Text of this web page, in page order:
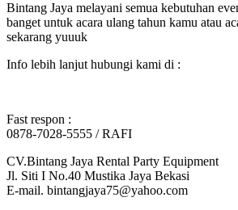
Bintang Jaya melayani semua kebutuhan
banget untuk acara ulang tahun kamu atau
sekarang yuuuk
Info lebih lanjut hubungi kami di :
Fast respon :
0878-7028-5555 / RAFI
CV.Bintang Jaya Rental Party Equipment
Jl. Siti I No.40 Mustika Jaya Bekasi
E-mail. bintangjaya75@yahoo.com